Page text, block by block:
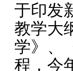
于印发
教学大
学》、
程，今